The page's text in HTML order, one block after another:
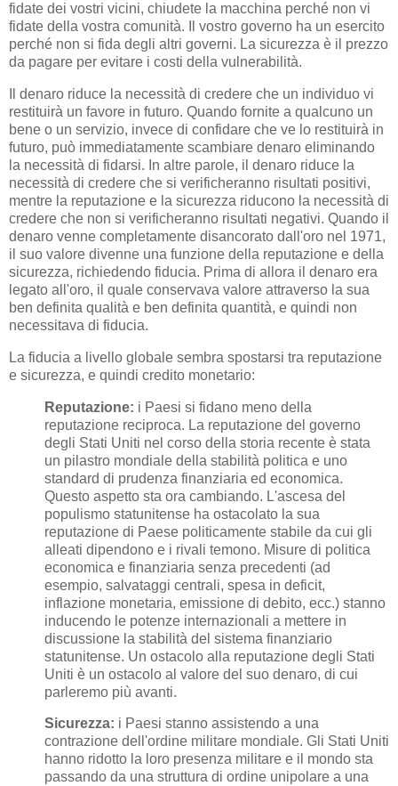
fidate dei vostri vicini, chiudete la macchina perché non vi
fidate della vostra comunità. Il vostro governo ha un esercito
perché non si fida degli altri governi. La sicurezza è il prezzo
da pagare per evitare i costi della vulnerabilità.
Il denaro riduce la necessità di credere che un individuo vi
restituirà un favore in futuro. Quando fornite a qualcuno un
bene o un servizio, invece di confidare che ve lo restituirà in
futuro, può immediatamente scambiare denaro eliminando
la necessità di fidarsi. In altre parole, il denaro riduce la
necessità di credere che si verificheranno risultati positivi,
mentre la reputazione e la sicurezza riducono la necessità di
credere che non si verificheranno risultati negativi. Quando il
denaro venne completamente disancorato dall'oro nel 1971,
il suo valore divenne una funzione della reputazione e della
sicurezza, richiedendo fiducia. Prima di allora il denaro era
legato all'oro, il quale conservava valore attraverso la sua
ben definita qualità e ben definita quantità, e quindi non
necessitava di fiducia.
La fiducia a livello globale sembra spostarsi tra reputazione
e sicurezza, e quindi credito monetario:
Reputazione: i Paesi si fidano meno della
reputazione reciproca. La reputazione del governo
degli Stati Uniti nel corso della storia recente è stata
un pilastro mondiale della stabilità politica e uno
standard di prudenza finanziaria ed economica.
Questo aspetto sta ora cambiando. L'ascesa del
populismo statunitense ha ostacolato la sua
reputazione di Paese politicamente stabile da cui gli
alleati dipendono e i rivali temono. Misure di politica
economica e finanziaria senza precedenti (ad
esempio, salvataggi centrali, spesa in deficit,
inflazione monetaria, emissione di debito, ecc.) stanno
inducendo le potenze internazionali a mettere in
discussione la stabilità del sistema finanziario
statunitense. Un ostacolo alla reputazione degli Stati
Uniti è un ostacolo al valore del suo denaro, di cui
parleremo più avanti.
Sicurezza: i Paesi stanno assistendo a una
contrazione dell'ordine militare mondiale. Gli Stati Uniti
hanno ridotto la loro presenza militare e il mondo sta
passando da una struttura di ordine unipolare a una